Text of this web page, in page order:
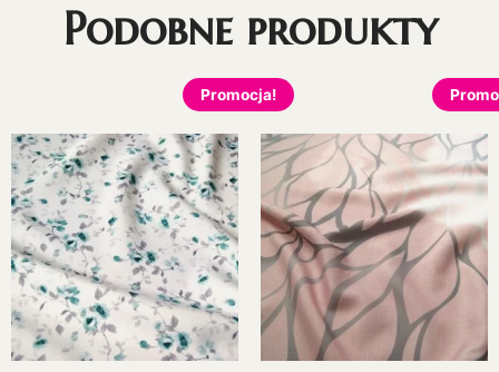
Podobne produkty
Promocja!